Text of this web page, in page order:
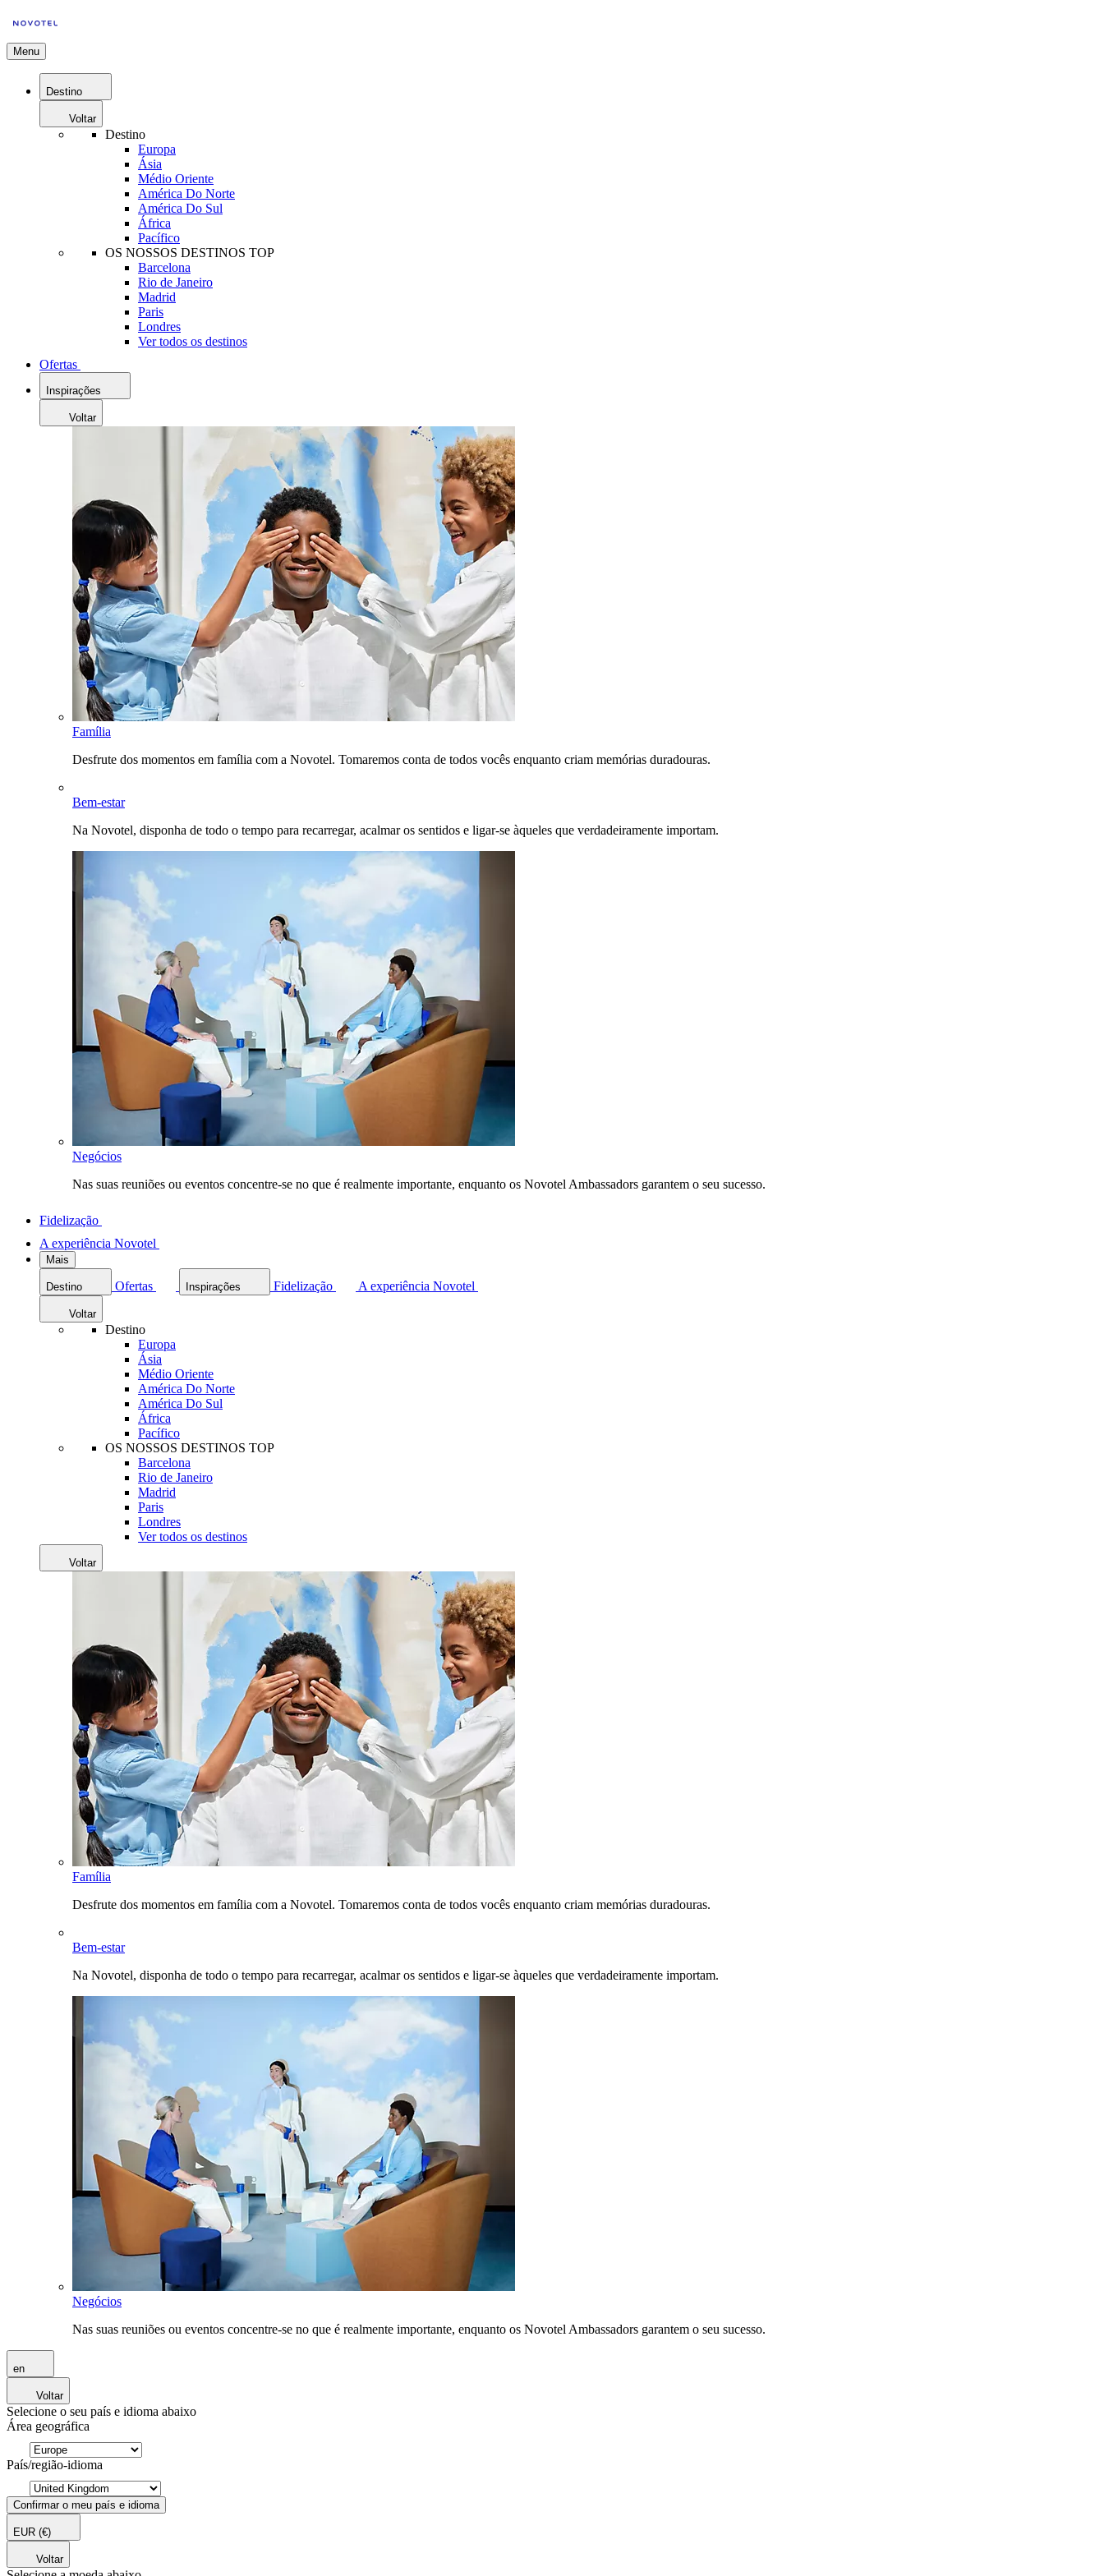
Menu
Destino
Voltar
Destino
Europa
Ásia
Médio Oriente
América Do Norte
América Do Sul
África
Pacífico
OS NOSSOS DESTINOS TOP
Barcelona
Rio de Janeiro
Madrid
Paris
Londres
Ver todos os destinos
Ofertas
Inspirações
Voltar
Família
Desfrute dos momentos em família com a Novotel. Tomaremos conta de todos vocês enquanto criam memórias duradouras.
Bem-estar
Na Novotel, disponha de todo o tempo para recarregar, acalmar os sentidos e ligar-se àqueles que verdadeiramente importam.
Negócios
Nas suas reuniões ou eventos concentre-se no que é realmente importante, enquanto os Novotel Ambassadors garantem o seu sucesso.
Fidelização
A experiência Novotel
Mais
Destino Ofertas Inspirações Fidelização A experiência Novotel
Voltar
Destino
Europa
Ásia
Médio Oriente
América Do Norte
América Do Sul
África
Pacífico
OS NOSSOS DESTINOS TOP
Barcelona
Rio de Janeiro
Madrid
Paris
Londres
Ver todos os destinos
Voltar
Família
Desfrute dos momentos em família com a Novotel. Tomaremos conta de todos vocês enquanto criam memórias duradouras.
Bem-estar
Na Novotel, disponha de todo o tempo para recarregar, acalmar os sentidos e ligar-se àqueles que verdadeiramente importam.
Negócios
Nas suas reuniões ou eventos concentre-se no que é realmente importante, enquanto os Novotel Ambassadors garantem o seu sucesso.
en
Voltar
Selecione o seu país e idioma abaixo
Área geográfica
País/região-idioma
Confirmar o meu país e idioma
EUR (€)
Voltar